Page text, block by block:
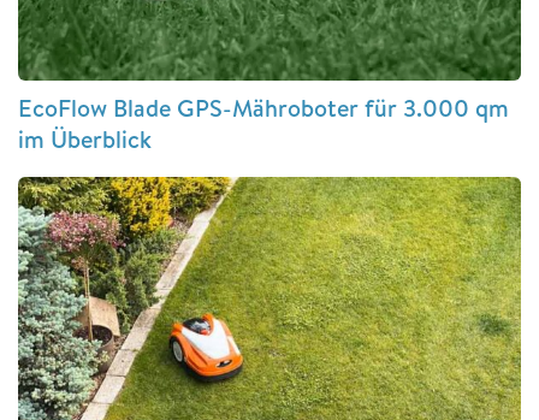
EcoFlow Blade GPS-Mähroboter für 3.000 qm
im Überblick